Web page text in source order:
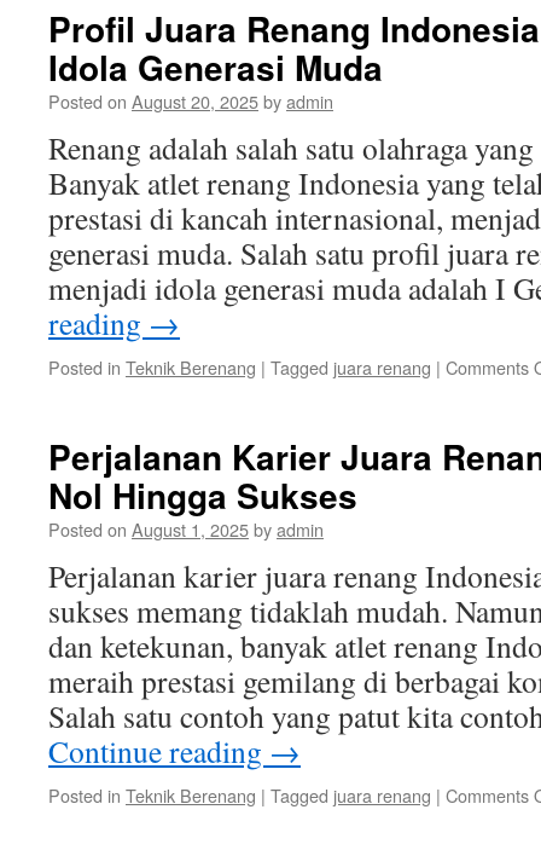
Profil Juara Renang
Idola Generasi Muda
Posted on August 20, 2025byadmin
Renang adalah salah satu olahraga
Banyak atlet renang Indonesia yang
prestasi di kancah internasional,
generasi muda. Salah satu profil juara
menjadi idola generasi muda adalah I
reading →
Posted in Teknik Berenang | Tagged juara renang | Comments
Perjalanan Karier Juara
Nol Hingga Sukses
Posted on August 1, 2025byadmin
Perjalanan karier juara renang
sukses memang tidaklah mudah.
dan ketekunan, banyak atlet renang
meraih prestasi gemilang di berbagai
Salah satu contoh yang patut kita
Continue reading →
Posted in Teknik Berenang | Tagged juara renang | Comments